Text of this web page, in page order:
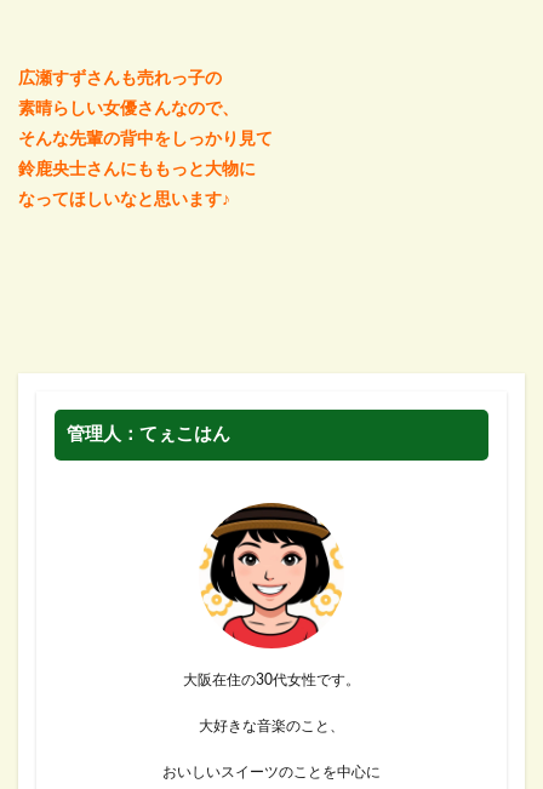
広瀬すずさんも売れっ子の
素晴らしい女優さんなので、
そんな先輩の背中をしっかり見て
鈴鹿央士さんにももっと大物に
なってほしいなと思います♪
管理人：てぇこはん
大阪在住の30代女性です。
大好きな音楽のこと、
おいしいスイーツのことを中心に